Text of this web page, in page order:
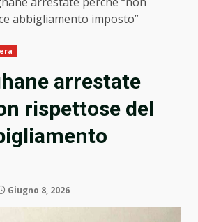
abbigliamento imposto”
arrestate
rispettose del
Giugno 8, 2026